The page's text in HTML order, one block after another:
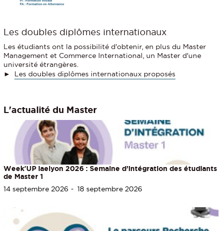
Les doubles diplômes internationaux
Les étudiants ont la possibilité d'obtenir, en plus du Master
Management et Commerce International, un Master d'une
université étrangères.
► Les doubles diplômes internationaux proposés
L'actualité du Master
Week'UP iaelyon 2026 : Semaine d’intégration des étudiants
de Master 1
14 septembre 2026
18 septembre 2026